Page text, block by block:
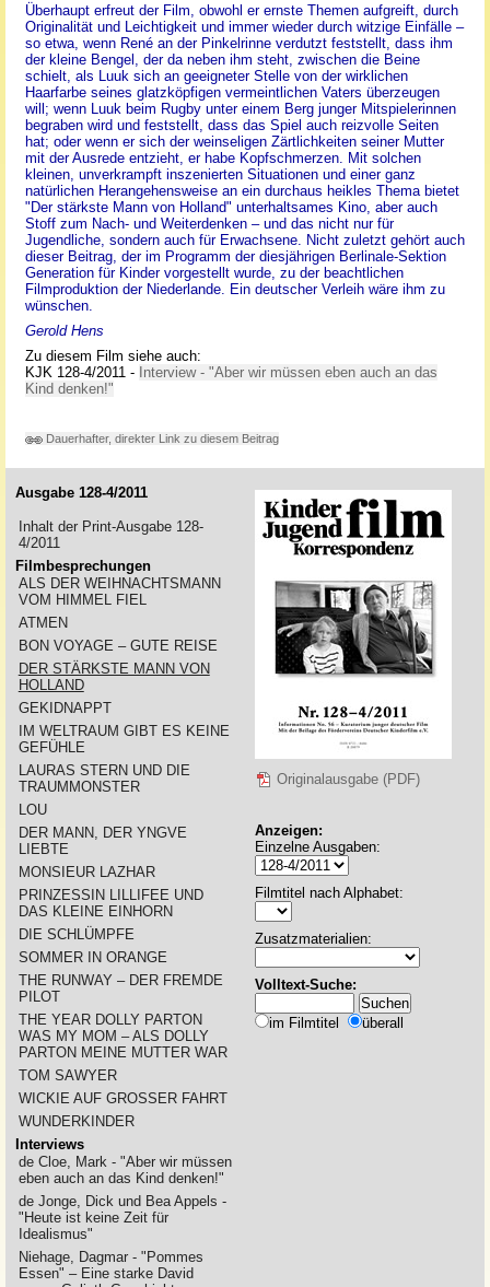
Überhaupt erfreut der Film, obwohl er ernste Themen aufgreift, durch
Originalität und Leichtigkeit und immer wieder durch witzige Einfälle –
so etwa, wenn René an der Pinkelrinne verdutzt feststellt, dass ihm
der kleine Bengel, der da neben ihm steht, zwischen die Beine
schielt, als Luuk sich an geeigneter Stelle von der wirklichen
Haarfarbe seines glatzköpfigen vermeintlichen Vaters überzeugen
will; wenn Luuk beim Rugby unter einem Berg junger Mitspielerinnen
begraben wird und feststellt, dass das Spiel auch reizvolle Seiten
hat; oder wenn er sich der weinseligen Zärtlichkeiten seiner Mutter
mit der Ausrede entzieht, er habe Kopfschmerzen. Mit solchen
kleinen, unverkrampft inszenierten Situationen und einer ganz
natürlichen Herangehensweise an ein durchaus heikles Thema bietet
"Der stärkste Mann von Holland" unterhaltsames Kino, aber auch
Stoff zum Nach- und Weiterdenken – und das nicht nur für
Jugendliche, sondern auch für Erwachsene. Nicht zuletzt gehört auch
dieser Beitrag, der im Programm der diesjährigen Berlinale-Sektion
Generation für Kinder vorgestellt wurde, zu der beachtlichen
Filmproduktion der Niederlande. Ein deutscher Verleih wäre ihm zu
wünschen.
Gerold Hens
Zu diesem Film siehe auch:
KJK 128-4/2011 - Interview - "Aber wir müssen eben auch an das
Kind denken!"
Dauerhafter, direkter Link zu diesem Beitrag
Ausgabe 128-4/2011
Inhalt der Print-Ausgabe 128-
4/2011
Filmbesprechungen
ALS DER WEIHNACHTSMANN
VOM HIMMEL FIEL
ATMEN
BON VOYAGE – GUTE REISE
DER STÄRKSTE MANN VON
HOLLAND
GEKIDNAPPT
IM WELTRAUM GIBT ES KEINE
GEFÜHLE
LAURAS STERN UND DIE
TRAUMMONSTER
LOU
DER MANN, DER YNGVE
LIEBTE
MONSIEUR LAZHAR
PRINZESSIN LILLIFEE UND
DAS KLEINE EINHORN
DIE SCHLÜMPFE
SOMMER IN ORANGE
THE RUNWAY – DER FREMDE
PILOT
THE YEAR DOLLY PARTON
WAS MY MOM – ALS DOLLY
PARTON MEINE MUTTER WAR
TOM SAWYER
WICKIE AUF GROSSER FAHRT
WUNDERKINDER
Interviews
de Cloe, Mark - "Aber wir müssen
eben auch an das Kind denken!"
de Jonge, Dick und Bea Appels -
"Heute ist keine Zeit für
Idealismus"
Niehage, Dagmar - "Pommes
Essen" – Eine starke David
Originalausgabe (PDF)
Anzeigen:
Einzelne Ausgaben:
Filmtitel nach Alphabet:
Zusatzmaterialien:
Volltext-Suche:
im Filmtitel überall